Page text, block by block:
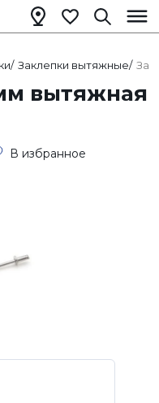
/ Заклепки вытяжные/
вытяжная
В избранное